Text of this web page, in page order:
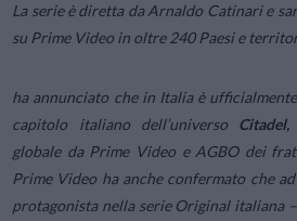
La serie è diretta da Arnaldo Catinari e
su Prime Video in oltre 240 Paesi e
ha annunciato che in Italia è
capitolo italiano dell’universo Citadel,
globale da Prime Video e AGBO dei
Prime Video ha anche confermato che
protagonista nella serie Original italiana